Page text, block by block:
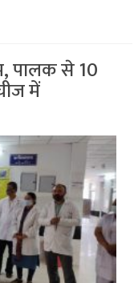
पालक से 10
में